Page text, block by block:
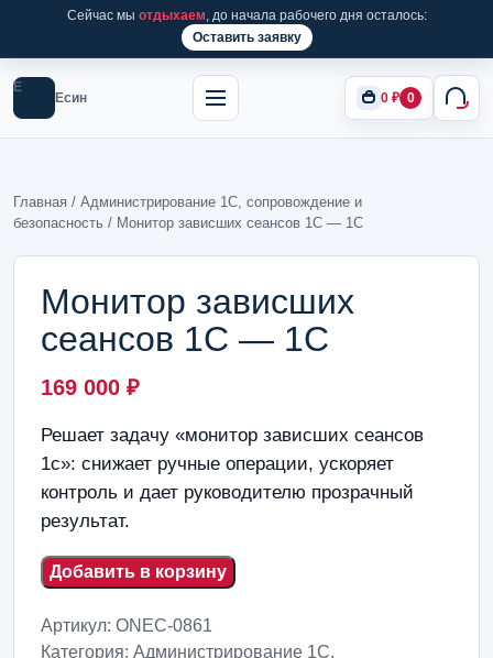
Сейчас мы отдыхаем, до начала рабочего дня осталось:
Оставить заявку
Е
Есин 0 ₽ 0
Главная / Администрирование 1С, сопровождение и
безопасность / Монитор зависших сеансов 1С — 1С
Монитор зависших
сеансов 1С — 1С
169 000 ₽
Решает задачу «монитор зависших сеансов
1с»: снижает ручные операции, ускоряет
контроль и дает руководителю прозрачный
результат.
Добавить в корзину
Артикул: ONEC-0861
Категория: Администрирование 1С,